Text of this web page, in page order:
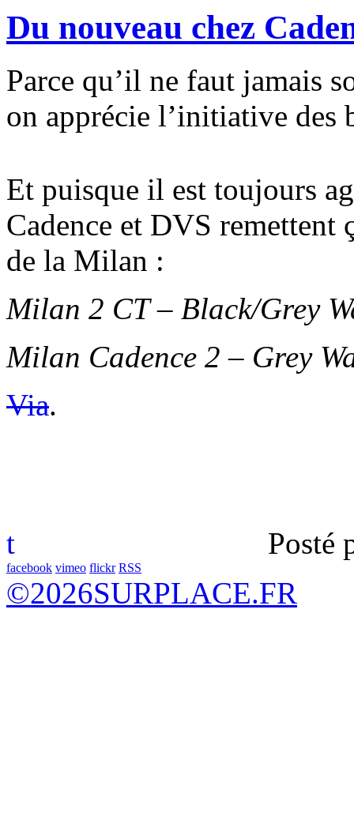
Du nouveau chez
Parce qu’il ne faut jamais
on apprécie l’initiative des
Et puisque il est toujours
Cadence et DVS remettent
de la Milan :
Milan 2 CT – Black/Grey
Milan Cadence 2 – Grey
Via.
t Posté
facebook vimeo flickr RSS
©2026SURPLACE.FR